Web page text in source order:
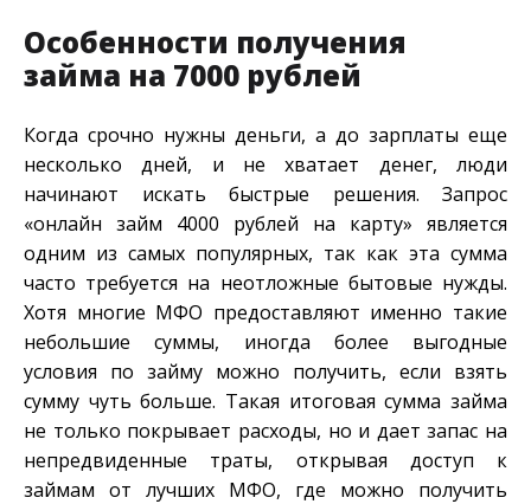
Особенности получения
займа на 7000 рублей
Когда срочно нужны деньги, а до зарплаты еще
несколько дней, и не хватает денег, люди
начинают искать быстрые решения. Запрос
«онлайн займ 4000 рублей на карту» является
одним из самых популярных, так как эта сумма
часто требуется на неотложные бытовые нужды.
Хотя многие МФО предоставляют именно такие
небольшие суммы, иногда более выгодные
условия по займу можно получить, если взять
сумму чуть больше. Такая итоговая сумма займа
не только покрывает расходы, но и дает запас на
непредвиденные траты, открывая доступ к
займам от лучших МФО, где можно получить